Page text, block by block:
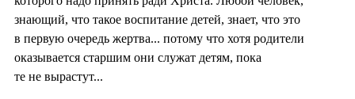
знающий, что такое воспитание детей, знает, что это
в первую очередь жертва... потому что хотя родители
оказывается старшим они служат детям, пока
те не вырастут...